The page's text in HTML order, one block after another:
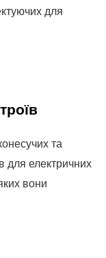
для
та
для електричних
вони